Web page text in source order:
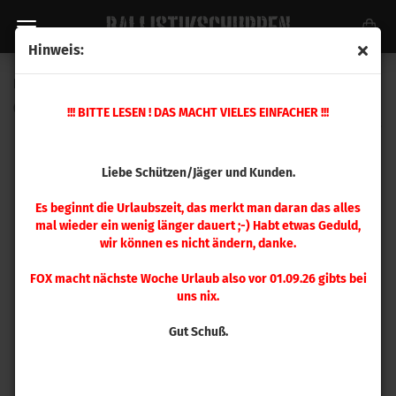
Hinweis:
!!! BITTE LESEN ! DAS MACHT VIELES EINFACHER !!!
Liebe Schützen/Jäger und Kunden.
Es beginnt die Urlaubszeit, das merkt man daran das alles
mal wieder ein wenig länger dauert ;-) Habt etwas Geduld,
wir können es nicht ändern, danke.
FOX macht nächste Woche Urlaub also vor 01.09.26 gibts bei
uns nix.
Gut Schuß.
651689161)